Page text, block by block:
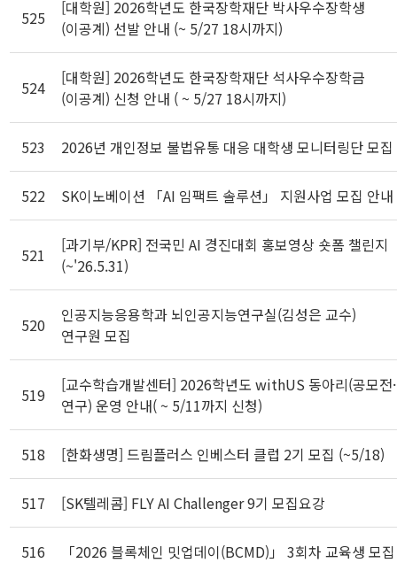
525
[대학원] 2026학년도 한국장학재단 박사우수장학생
(이공계) 선발 안내 (~ 5/27 18시까지)
524
[대학원] 2026학년도 한국장학재단 석사우수장학금
(이공계) 신청 안내 ( ~ 5/27 18시까지)
523 2026년 개인정보 불법유통 대응 대학생 모니터링단 모집
522 SK이노베이션 「AI 임팩트 솔루션」 지원사업 모집 안내
521
[과기부/KPR] 전국민 AI 경진대회 홍보영상 숏폼 챌린지
(~'26.5.31)
520
인공지능응용학과 뇌인공지능연구실(김성은 교수)
연구원 모집
519
[교수학습개발센터] 2026학년도 withUS 동아리(공모전·
연구) 운영 안내( ~ 5/11까지 신청)
518 [한화생명] 드림플러스 인베스터 클럽 2기 모집 (~5/18)
517 [SK텔레콤] FLY AI Challenger 9기 모집요강
516 「2026 블록체인 밋업데이(BCMD)」 3회차 교육생 모집